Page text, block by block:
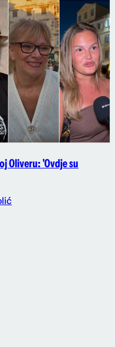
Oliveru: 'Ovdje su